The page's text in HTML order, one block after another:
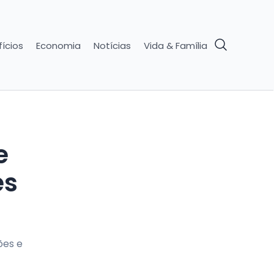
Economia Notícias Vida & Família
e